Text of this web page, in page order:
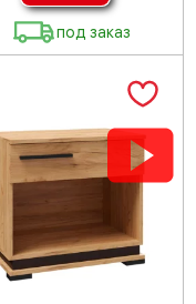
под заказ